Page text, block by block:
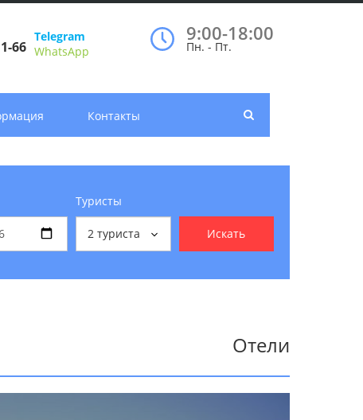
66
Telegram
WhatsApp
9:00-18:00
Пн. - Пт.
Контакты
Туристы
2 туриста Искать
Отели